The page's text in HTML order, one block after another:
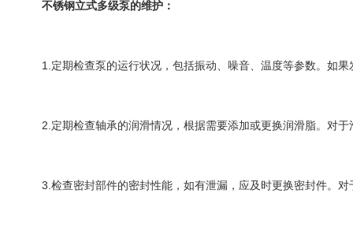
不锈钢立式多级泵的维护：
1.定期检查泵的运行状况，包括振动、噪音、温度等参数。如果
2.定期检查轴承的润滑情况，根据需要添加或更换润滑脂。对于
3.检查密封部件的密封性能，如有泄漏，应及时更换密封件。对